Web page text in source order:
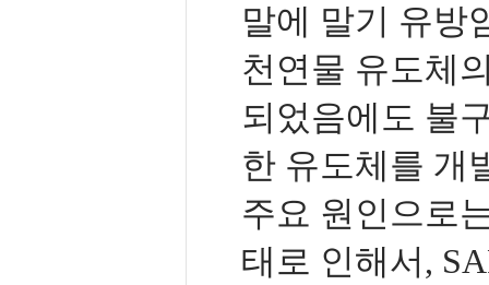
말에 말기 유방
천연물 유도체
되었음에도 불
한 유도체를 개
주요 원인으로
태로 인해서,